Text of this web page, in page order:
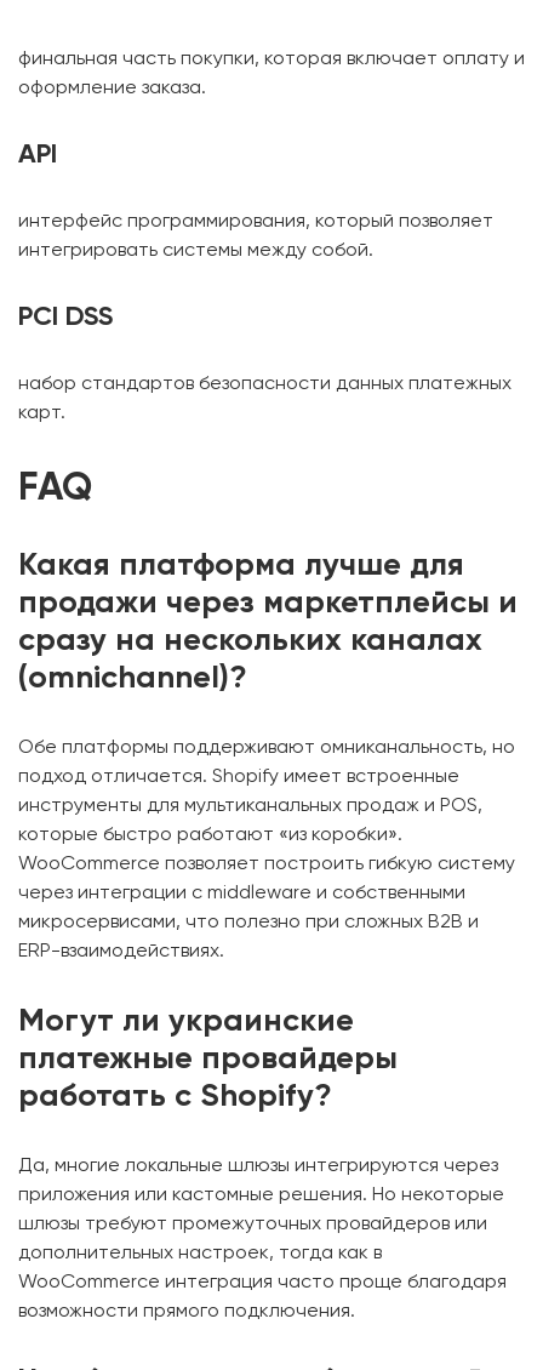
финальная часть покупки, которая включает оплату и
оформление заказа.
API
интерфейс программирования, который позволяет
интегрировать системы между собой.
PCI DSS
набор стандартов безопасности данных платежных
карт.
FAQ
Какая платформа лучше для
продажи через маркетплейсы и
сразу на нескольких каналах
(omnichannel)?
Обе платформы поддерживают омниканальность, но
подход отличается. Shopify имеет встроенные
инструменты для мультиканальных продаж и POS,
которые быстро работают «из коробки».
WooCommerce позволяет построить гибкую систему
через интеграции с middleware и собственными
микросервисами, что полезно при сложных B2B и
ERP-взаимодействиях.
Могут ли украинские
платежные провайдеры
работать с Shopify?
Да, многие локальные шлюзы интегрируются через
приложения или кастомные решения. Но некоторые
шлюзы требуют промежуточных провайдеров или
дополнительных настроек, тогда как в
WooCommerce интеграция часто проще благодаря
возможности прямого подключения.